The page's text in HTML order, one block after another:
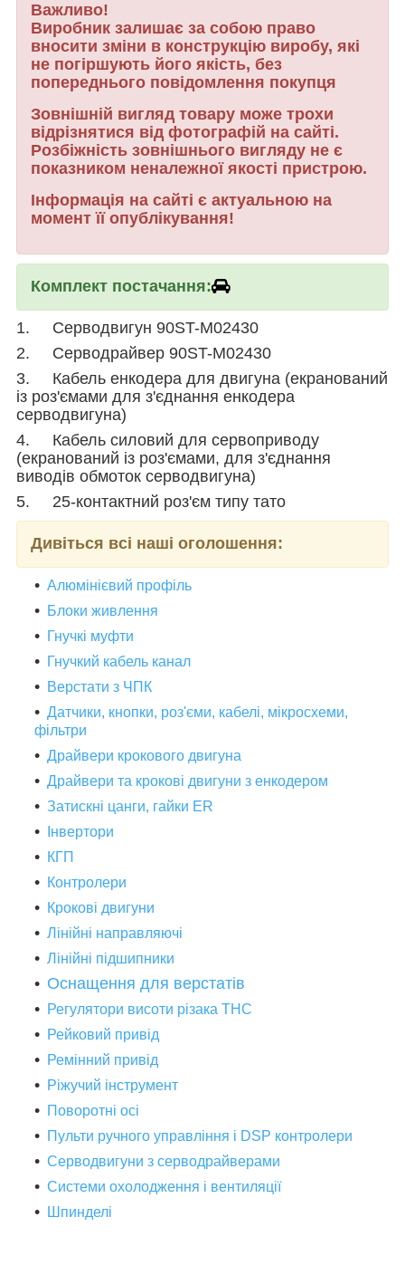
Важливо!
Виробник залишає за собою право
вносити зміни в конструкцію виробу, які
не погіршують його якість, без
попереднього повідомлення покупця
Зовнішній вигляд товару може трохи
відрізнятися від фотографій на сайті.
Розбіжність зовнішнього вигляду не є
показником неналежної якості пристрою.
Інформація на сайті є актуальною на
момент її опублікування!
Комплект постачання:
1. Серводвигун 90ST-M02430
2. Серводрайвер 90ST-M02430
3. Кабель енкодера для двигуна (екранований
із роз'ємами для з'єднання енкодера
серводвигуна)
4. Кабель силовий для сервоприводу
(екранований із роз'ємами, для з'єднання
виводів обмоток серводвигуна)
5. 25-контактний роз'єм типу тато
Дивіться всі наші оголошення:
Алюмінієвий профіль
Блоки живлення
Гнучкі муфти
Гнучкий кабель канал
Верстати з ЧПК
Датчики, кнопки, роз'єми, кабелі, мікросхеми,
фільтри
Драйвери крокового двигуна
Драйвери та крокові двигуни з енкодером
Затискні цанги, гайки ER
Інвертори
КГП
Контролери
Крокові двигуни
Лінійні направляючі
Лінійні підшипники
Оснащення для верстатів
Регулятори висоти різака THC
Рейковий привід
Ремінний привід
Ріжучий інструмент
Поворотні осі
Пульти ручного управління і DSP контролери
Серводвигуни з серводрайверами
Системи охолодження і вентиляції
Шпинделі